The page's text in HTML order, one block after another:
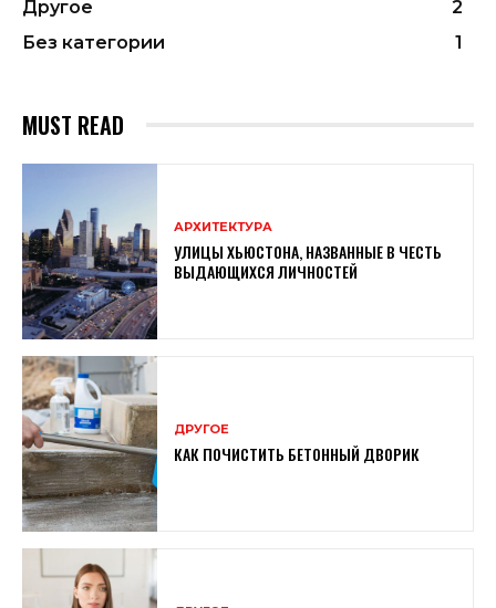
Другое
2
Без категории
1
MUST READ
АРХИТЕКТУРА
УЛИЦЫ ХЬЮСТОНА, НАЗВАННЫЕ В ЧЕСТЬ
ВЫДАЮЩИХСЯ ЛИЧНОСТЕЙ
ДРУГОЕ
КАК ПОЧИСТИТЬ БЕТОННЫЙ ДВОРИК